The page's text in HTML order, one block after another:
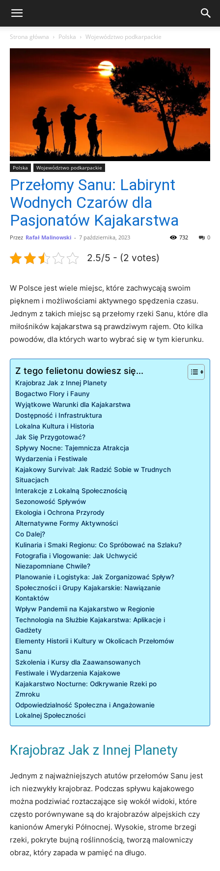
Strona główna Polska Województwo podkarpackie
Polska Województwo podkarpackie
Przełomy Sanu: Labirynt
Wodnych Czarów dla
Pasjonatów Kajakarstwa
Przez Rafał Malinowski - 7 października, 2023 0
732
2.5/5 - (2 votes)
W Polsce jest wiele miejsc, które zachwycają swoim
pięknem i możliwościami aktywnego spędzenia czasu.
Jednym z takich miejsc są przełomy rzeki Sanu, które dla
miłośników kajakarstwa są prawdziwym rajem. Oto kilka
powodów, dla których warto wybrać się w tym kierunku.
Z tego felietonu dowiesz się...
Krajobraz Jak z Innej Planety
Bogactwo Flory i Fauny
Wyjątkowe Warunki dla Kajakarstwa
Dostępność i Infrastruktura
Lokalna Kultura i Historia
Jak Się Przygotować?
Spływy Nocne: Tajemnicza Atrakcja
Wydarzenia i Festiwale
Kajakowy Survival: Jak Radzić Sobie w Trudnych
Situacjach
Interakcje z Lokalną Społecznością
Sezonowość Spływów
Ekologia i Ochrona Przyrody
Alternatywne Formy Aktywności
Co Dalej?
Kulinaria i Smaki Regionu: Co Spróbować na Szlaku?
Fotografia i Vlogowanie: Jak Uchwycić
Niezapomniane Chwile?
Planowanie i Logistyka: Jak Zorganizować Spływ?
Społeczności i Grupy Kajakarskie: Nawiązanie
Kontaktów
Wpływ Pandemii na Kajakarstwo w Regionie
Technologia na Służbie Kajakarstwa: Aplikacje i
Gadżety
Elementy Historii i Kultury w Okolicach Przełomów
Sanu
Szkolenia i Kursy dla Zaawansowanych
Festiwale i Wydarzenia Kajakowe
Kajakarstwo Nocturne: Odkrywanie Rzeki po
Zmroku
Odpowiedzialność Społeczna i Angażowanie
Lokalnej Społeczności
Krajobraz Jak z Innej Planety
Jednym z najważniejszych atutów przełomów Sanu jest
ich niezwykły krajobraz. Podczas spływu kajakowego
można podziwiać roztaczające się wokół widoki, które
często porównywane są do krajobrazów alpejskich czy
kanionów Ameryki Północnej. Wysokie, strome brzegi
rzeki, pokryte bujną roślinnością, tworzą malowniczy
obraz, który zapada w pamięć na długo.